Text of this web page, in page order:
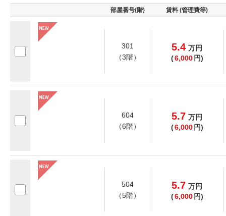
部屋番号(階) 賃料 (管理費等)
301
（3階）
5.4 万円
(6,000 円)
604
（6階）
5.7 万円
(6,000 円)
504
（5階）
5.7 万円
(6,000 円)